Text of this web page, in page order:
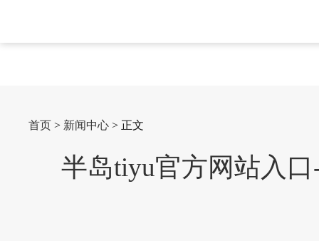
首页 > 新闻中心 > 正文
半岛tiyu官方网站入